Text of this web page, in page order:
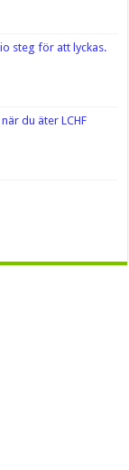
steg för att lyckas.
du äter LCHF